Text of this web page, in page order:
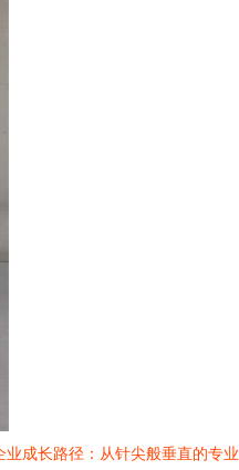
成长路径：从针尖般垂直的专